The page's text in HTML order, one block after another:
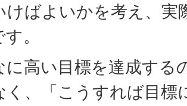
けばよいかを考え、実
。
に高い目標を達成す
く、「こうすれば目標